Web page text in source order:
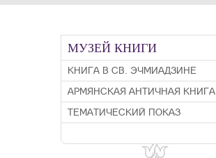
МУЗЕЙ КНИГИ
КНИГА В СВ. ЭЧМИАДЗИНЕ
АРМЯНСКАЯ АНТИЧНАЯ КНИГА
ТЕМАТИЧЕСКИЙ ПОКАЗ